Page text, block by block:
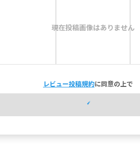
現在投稿画像はありません
レビュー投稿規約に同意の上で